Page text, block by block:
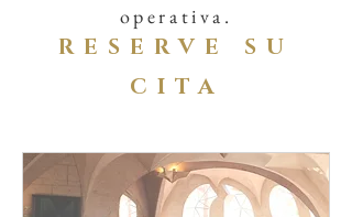
operativa.
RESERVE SU
CITA